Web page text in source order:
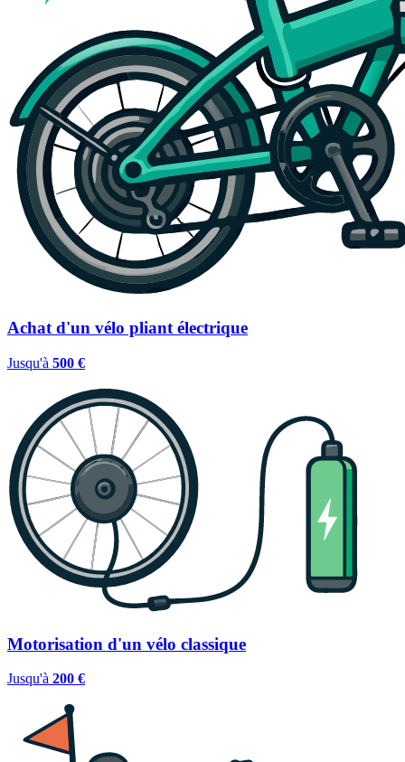
Achat d'un vélo pliant électrique
Jusqu'à 500 €
Motorisation d'un vélo classique
Jusqu'à 200 €